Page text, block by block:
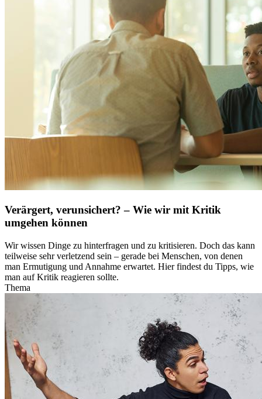
Verärgert, verunsichert? – Wie wir mit Kritik
umgehen können
Wir wissen Dinge zu hinterfragen und zu kritisieren. Doch das kann
teilweise sehr verletzend sein – gerade bei Menschen, von denen
man Ermutigung und Annahme erwartet. Hier findest du Tipps, wie
man auf Kritik reagieren sollte.
Thema